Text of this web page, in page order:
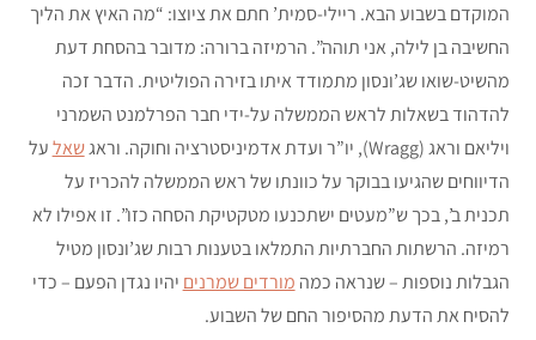
המוקדם בשבוע הבא. ריילי-סמית’ חתם את ציוצו: “מה האיץ את הליך
החשיבה בן לילה, אני תוהה”. הרמיזה ברורה: מדובר בהסחת דעת
מהשיט-שואו שג’ונסון מתמודד איתו בזירה הפוליטית. הדבר זכה
להדהוד בשאלות לראש הממשלה על-ידי חבר הפרלמנט השמרני
ויליאם וראג (Wragg), יו”ר ועדת אדמיניסטרציה וחוקה. וראג
שאלעל
הדיווחים שהגיעו בבוקר על כוונתו של ראש הממשלה להכריז על
תכנית ב’, בכך ש”מעטים ישתכנעו מטקטיקת הסחה כזו”. זו אפילו לא
רמיזה. הרשתות החברתיות התמלאו בטענות רבות שג’ונסון מטיל
הגבלות נוספות – שנראה כמה מורדים שמרנים יהיו נגדן הפעם – כדי
להסיח את הדעת מהסיפור החם של השבוע.